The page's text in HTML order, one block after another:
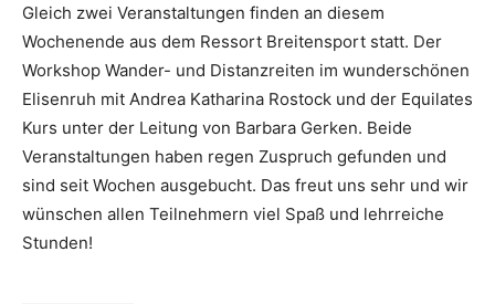
Gleich zwei Veranstaltungen finden an diesem
Wochenende aus dem Ressort Breitensport statt. Der
Workshop Wander- und Distanzreiten im wunderschönen
Elisenruh mit Andrea Katharina Rostock und der Equilates
Kurs unter der Leitung von Barbara Gerken. Beide
Veranstaltungen haben regen Zuspruch gefunden und
sind seit Wochen ausgebucht. Das freut uns sehr und wir
wünschen allen Teilnehmern viel Spaß und lehrreiche
Stunden!